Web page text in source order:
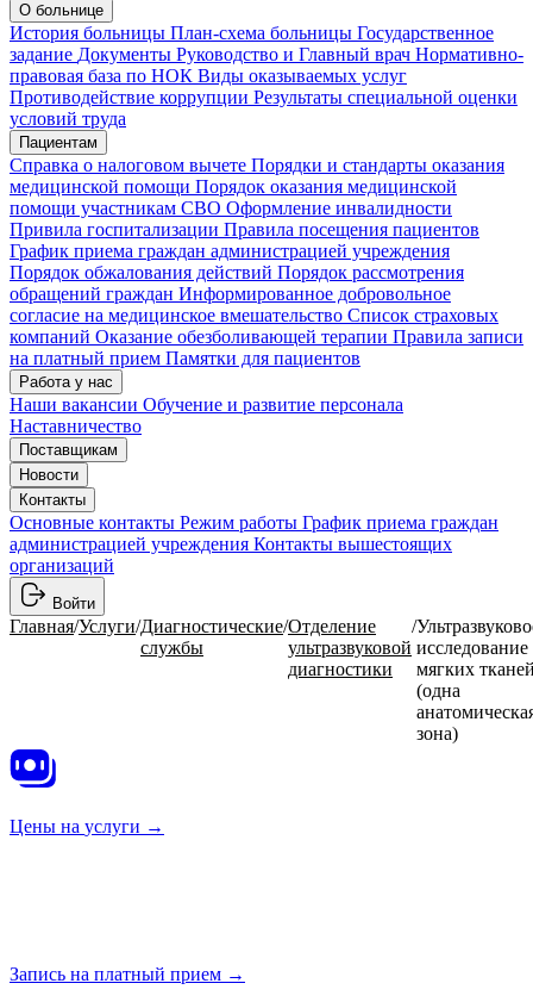
О больнице
История больницы План-схема больницы Государственное
задание Документы Руководство и Главный врач Нормативно-
правовая база по НОК Виды оказываемых услуг
Противодействие коррупции Результаты специальной оценки
условий труда
Пациентам
Справка о налоговом вычете Порядки и стандарты оказания
медицинской помощи Порядок оказания медицинской
помощи участникам СВО Оформление инвалидности
Привила госпитализации Правила посещения пациентов
График приема граждан администрацией учреждения
Порядок обжалования действий Порядок рассмотрения
обращений граждан Информированное добровольное
согласие на медицинское вмешательство Список страховых
компаний Оказание обезболивающей терапии Правила записи
на платный прием Памятки для пациентов
Работа у нас
Наши вакансии Обучение и развитие персонала
Наставничество
Поставщикам
Новости
Контакты
Основные контакты Режим работы График приема граждан
администрацией учреждения Контакты вышестоящих
организаций
Войти
Главная/Услуги/Диагностические
службы
/Отделение
ультразвуковой
диагностики
/
исследование
мягких
(одна
зона)
Цены на услуги →
Запись на платный прием →